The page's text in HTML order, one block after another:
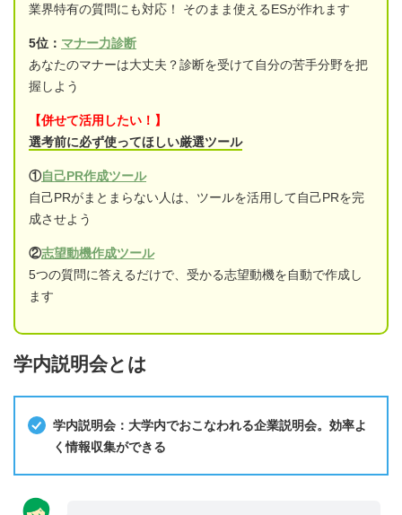
業界特有の質問にも対応！ そのまま使えるESが作れます
5位： マナー力診断
あなたのマナーは大丈夫？診断を受けて自分の苦手分野を把
握しよう
【併せて活用したい！】
選考前に必ず使ってほしい厳選ツール
①自己PR作成ツール
自己PRがまとまらない人は、ツールを活用して自己PRを完
成させよう
②志望動機作成ツール
5つの質問に答えるだけで、受かる志望動機を自動で作成し
ます
学内説明会とは
学内説明会：大学内でおこなわれる企業説明会。効率よ
く情報収集ができる